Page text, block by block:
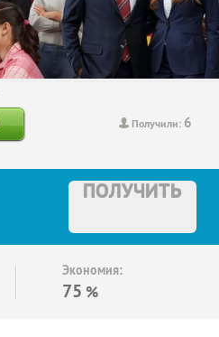
Получили: 6
ПОЛУЧИТЬ
Экономия:
75 %